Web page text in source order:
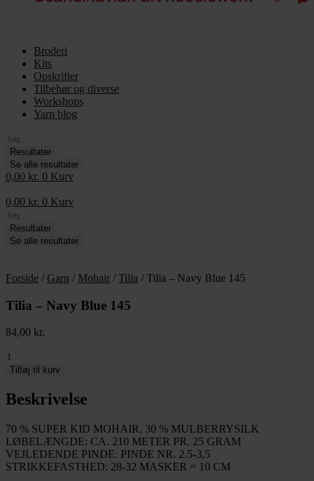
Broderi
Kits
Opskrifter
Tilbehør og diverse
Workshops
Yarn blog
Search
...Resultater
Se alle resultater
0,00 kr. 0 Kurv
0,00 kr. 0 Kurv
Search
...Resultater
Se alle resultater
Forside / Garn / Mohair / Tilia / Tilia – Navy Blue 145
Tilia – Navy Blue 145
84,00 kr.
Tilia
Blue
145
Tilføj til kurv
Beskrivelse
70 % SUPER KID MOHAIR, 30 % MULBERRYSILK
LØBELÆNGDE: CA. 210 METER PR. 25 GRAM
VEJLEDENDE PINDE: PINDE NR. 2.5-3,5
STRIKKEFASTHED: 28-32 MASKER = 10 CM